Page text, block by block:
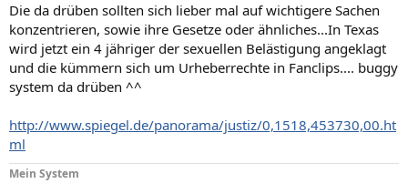
Die da drüben sollten sich lieber mal auf wichtigere Sachen
konzentrieren, sowie ihre Gesetze oder ähnliches...In Texas
wird jetzt ein 4 jähriger der sexuellen Belästigung angeklagt
und die kümmern sich um Urheberrechte in Fanclips.... buggy
system da drüben ^^
http://www.spiegel.de/panorama/justiz/0,1518,453730,00.ht
ml
Mein System